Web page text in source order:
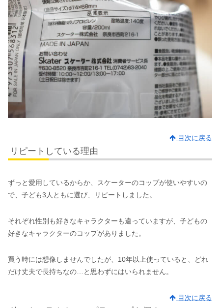
目次に戻る
リピートしている理由
ずっと愛用しているからか、スケーターのコップが使いやすいの
で、子ども3人ともに選び、リピートしました。
それぞれ性別も好きなキャラクターも違っていますが、子どもの
好きなキャラクターのコップがありました。
買う時には想像しませんでしたが、10年以上使っていると、どれ
だけ丈夫で長持ちなの…と思わずにはいられません。
目次に戻る